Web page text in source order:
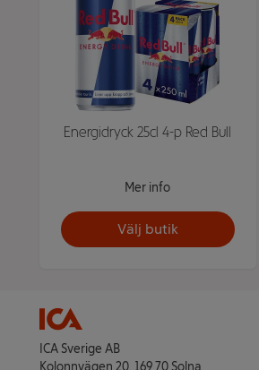
Energidryck 25cl 4-p Red Bull
Mer info
Välj butik
ICA Sverige AB
Kolonnvägen 20, 169 70 Solna